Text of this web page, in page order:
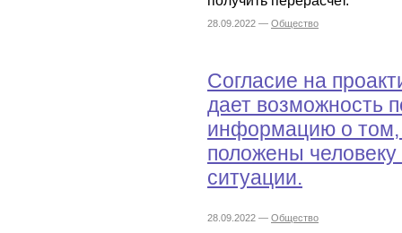
28.09.2022 — Общество
Согласие на
дает возможность
информацию о том,
положены
ситуации.
28.09.2022 — Общество